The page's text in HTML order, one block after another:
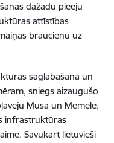
dažādu pieeju
attīstības
braucienu uz
saglabāšanā un
sniegs aizaugušo
Mūsā un Mēmelē,
infrastruktūras
Savukārt lietuvieši